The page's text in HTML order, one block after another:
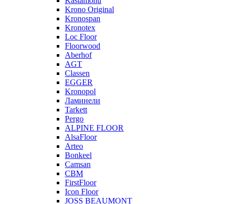
Krono Original
Kronospan
Kronotex
Loc Floor
Floorwood
Aberhof
AGT
Classen
EGGER
Kronopol
Ламинели
Tarkett
Pergo
ALPINE FLOOR
AlsaFloor
Arteo
Bonkeel
Camsan
CBM
FirstFloor
Icon Floor
JOSS BEAUMONT